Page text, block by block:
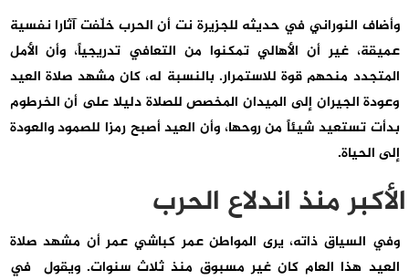
وأضاف النوراني في حديثه للجزيرة نت أن الحرب خلّفت آثارا نفسية
عميقة، غير أن الأهالي تمكنوا من التعافي تدريجياً، وأن الأمل
المتجدد منحهم قوة للاستمرار. بالنسبة له، كان مشهد صلاة العيد
وعودة الجيران إلى الميدان المخصص للصلاة دليلا على أن الخرطوم
بدأت تستعيد شيئاً من روحها، وأن العيد أصبح رمزا للصمود والعودة
إلى الحياة.
الأكبر منذ اندلاع الحرب
وفي السياق ذاته، يرى المواطن عمر كباشي عمر أن مشهد صلاة
العيد هذا العام كان غير مسبوق منذ ثلاث سنوات. ويقول في